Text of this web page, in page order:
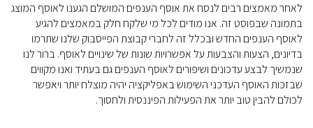
לאחר מאמצים רבים לנסח את אוסף הענפים המושלם הגענו לאוסף המוצג
בתמונה שבפוסט זה. אנו מודים לכל מי שלקח חלק במאמצים להגיע
לאוסף הענפים החדש ובכלל זה לחברי קבוצת הפייסבוק שלנו שתרמו
בדיונים, הצעות והצבעות על אפשרויות שונות של שינויים לאוסף. ברור לנו
שנמשיך לבצע עדכונים ושיפורים לאוסף הענפים גם בעתיד ואנו מקווים
שבזכות האוסף העדכני השימוש באפליקציה יהיה מוצלח יותר ויאפשר
לכולם להבין טוב יותר את הפעילות הפיננסית ולחסוך.